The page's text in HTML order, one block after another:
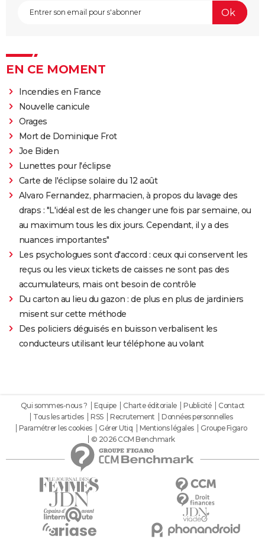
EN CE MOMENT
Incendies en France
Nouvelle canicule
Orages
Mort de Dominique Frot
Joe Biden
Lunettes pour l'éclipse
Carte de l'éclipse solaire du 12 août
Alvaro Fernandez, pharmacien, à propos du lavage des
draps : "L'idéal est de les changer une fois par semaine, ou
au maximum tous les dix jours. Cependant, il y a des
nuances importantes"
Les psychologues sont d'accord : ceux qui conservent les
reçus ou les vieux tickets de caisses ne sont pas des
accumulateurs, mais ont besoin de contrôle
Du carton au lieu du gazon : de plus en plus de jardiniers
misent sur cette méthode
Des policiers déguisés en buisson verbalisent les
conducteurs utilisant leur téléphone au volant
Qui sommes-nous ? Equipe Charte éditoriale Publicité
Contact
Tous les articles
RSS Recrutement
Données personnelles
Paramétrer les cookies
Gérer Utiq Mentions légales
Groupe Figaro
© 2026 CCM Benchmark